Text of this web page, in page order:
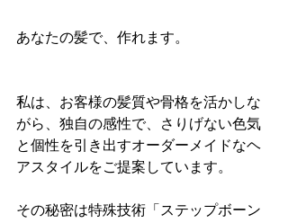
あなたの髪で、作れます。
私は、お客様の髪質や骨格を活かしな
がら、独自の感性で、さりげない色気
と個性を引き出すオーダーメイドなヘ
アスタイルをご提案しています。
その秘密は特殊技術「ステップボーン